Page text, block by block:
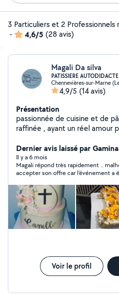
3 Particuliers et 2 Professionnels
-
4,6/5 (28 avis)
Magali Da silva
PATISSIERE AUTODIDACTE
Chennevières-sur-Marne
4,9/5 (14 avis)
Présentation
passionnée de cuisine et de pâtisserie
raffinée , ayant un réel amour
sucrés, plats et desserts( cake
entremet .........).
Dernier avis laissé par
Il y a 6 mois
Magali répond très rapidement ..
accepter son offre car l’événement a
Voir le profil